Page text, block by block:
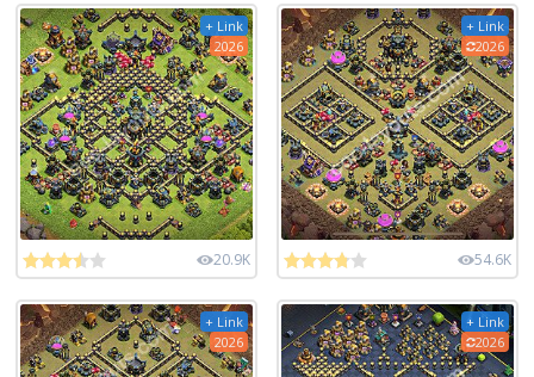
+ Link
2026
20.9K
+ Link
2026
54.6K
+ Link
2026
+ Link
2026